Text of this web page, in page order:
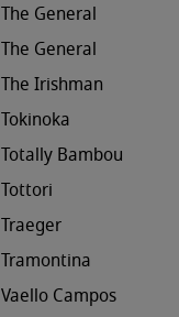
The General
The General
The Irishman
Tokinoka
Totally Bambou
Tottori
Traeger
Tramontina
Vaello Campos